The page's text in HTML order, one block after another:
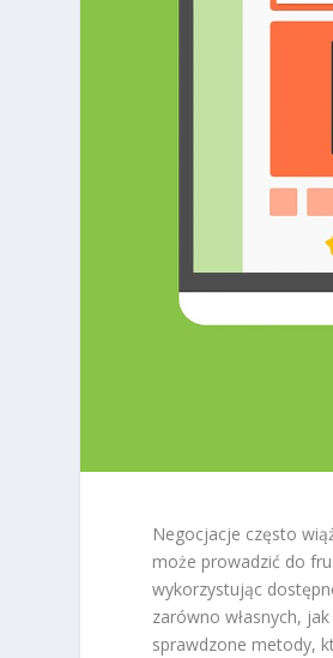
Negocjacje często
może prowadzić do
wykorzystując
zarówno własnych,
sprawdzone metody,